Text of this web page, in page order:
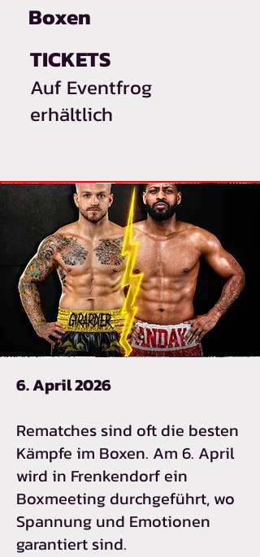
Boxen
TICKETS
Auf Eventfrog
erhältlich
6. April 2026
Rematches sind oft die besten
Kämpfe im Boxen. Am 6. April
wird in Frenkendorf ein
Boxmeeting durchgeführt, wo
Spannung und Emotionen
garantiert sind.